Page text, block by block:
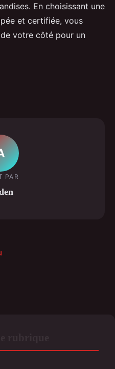
En choisissant une
et certifiée, vous
votre côté pour un
PAR